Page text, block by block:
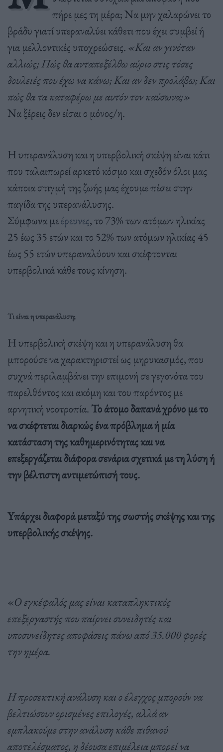
πήρε μες τη μέρα; Να μην χαλαρώνει το
βράδυ γιατί υπεραναλύει κάθετι που έχει συμβεί ή
για μελλοντικές υποχρεώσεις. «Και αν γινόταν
αλλιώς; Πώς θα ανταπεξέλθω αύριο στις τόσες
δουλειές που έχω να κάνω; Και αν δεν προλάβω; Και
πώς θα τα καταφέρω με αυτόν τον καύσωνα;»
Να ξέρεις δεν είσαι ο μόνος/η.
Η υπερανάλυση και η υπερβολική σκέψη είναι κάτι
που ταλαιπωρεί αρκετό κόσμο και σχεδόν όλοι μας
κάποια στιγμή της ζωής μας έχουμε πέσει στην
παγίδα της υπερανάλυσης.
Σύμφωνα μεέρευνες, το 73% των ατόμων ηλικίας
25 έως 35 ετών και το 52% των ατόμων ηλικίας 45
έως 55 ετών υπεραναλύουν και σκέφτονται
υπερβολικά κάθε τους κίνηση.
Τι είναι η υπερανάλυση;
Η υπερβολική σκέψη και η υπερανάλυση θα
μπορούσε να χαρακτηριστεί ως μηρυκασμός, που
συχνά περιλαμβάνει την επιμονή σε γεγονότα του
παρελθόντος και ακόμη και του παρόντος με
αρνητική νοοτροπία. Το άτομο δαπανά χρόνο με το
να σκέφτεται διαρκώς ένα πρόβλημα ή μία
κατάσταση της καθημερινότητας και να
επεξεργάζεται διάφορα σενάρια σχετικά με τη λύση ή
την βέλτιστη αντιμετώπισή τους.
Yπάρχει διαφορά μεταξύ της σωστής σκέψης και της
υπερβολικής σκέψης.
«Ο εγκέφαλός μας είναι καταπληκτικός
επεξεργαστής που παίρνει συνειδητές και
υποσυνείδητες αποφάσεις πάνω από 35.000 φορές
την ημέρα.
Η προσεκτική ανάλυση και ο έλεγχος μπορούν να
βελτιώσουν ορισμένες επιλογές, αλλά αν
εμπλακούμε στην ανάλυση κάθε πιθανού
αποτελέσματος, η δέουσα επιμέλεια μπορεί να